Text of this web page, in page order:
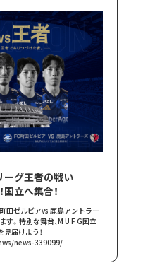
ーグ王者の戦い
国立へ集合！
田ゼルビアvs 鹿島アントラー
す。特別な舞台、M U F G国立
届けよう！
news-339099/